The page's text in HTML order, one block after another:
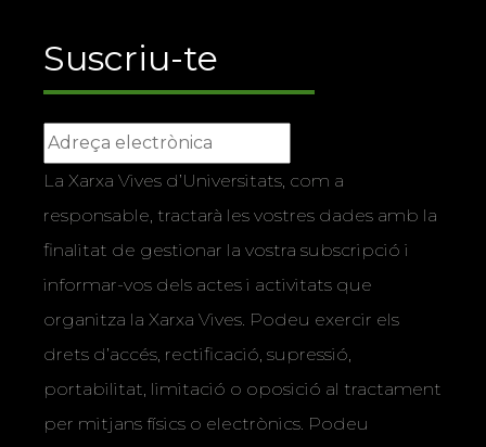
Suscriu-te
La Xarxa Vives d’Universitats, com a
responsable, tractarà les vostres dades amb la
finalitat de gestionar la vostra subscripció i
informar-vos dels actes i activitats que
organitza la Xarxa Vives. Podeu exercir els
drets d’accés, rectificació, supressió,
portabilitat, limitació o oposició al tractament
per mitjans físics o electrònics. Podeu